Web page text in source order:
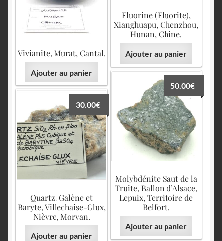
Fluorine (Fluorite),
Xianghuapu, Chenzhou,
Hunan, Chine.
Ajouter au panier
Vivianite, Murat, Cantal.
Ajouter au panier
Molybdénite Saut de la
Truite, Ballon d’Alsace,
Lepuix, Territoire de
Belfort.
50.00€
Ajouter au panier
Quartz, Galène et
Baryte, Villechaise-Glux,
Nièvre, Morvan.
30.00€
Ajouter au panier